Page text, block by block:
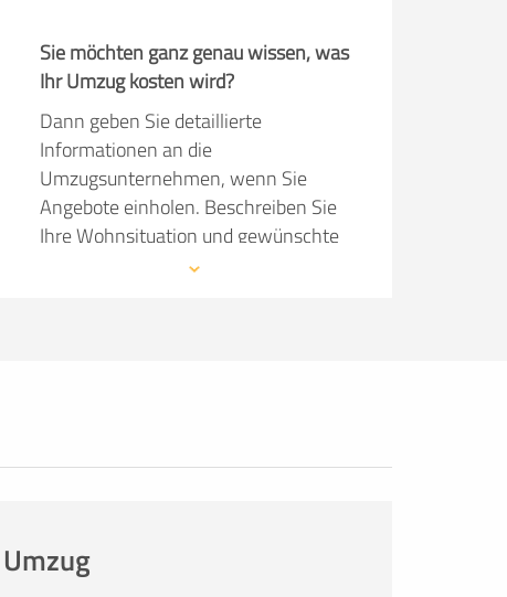
Sie möchten ganz genau wissen, was
Ihr Umzug kosten wird?
Dann geben Sie detaillierte
Informationen an die
Umzugsunternehmen, wenn Sie
Angebote einholen. Beschreiben Sie
Ihre Wohnsituation und gewünschte
Serviceleistungen so präzise wie